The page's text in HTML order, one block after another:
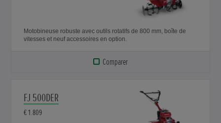
Motobineuse robuste avec outils rotatifs de 800 mm, boîte de
vitesses et neuf accessoires en option.
Comparer
FJ 500DER
€ 1.809